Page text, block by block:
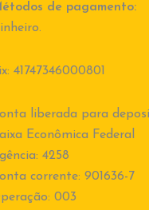
de pagamento:
41747346000801
liberada para
Econômica Federal
4258
corrente: 901636-7
003